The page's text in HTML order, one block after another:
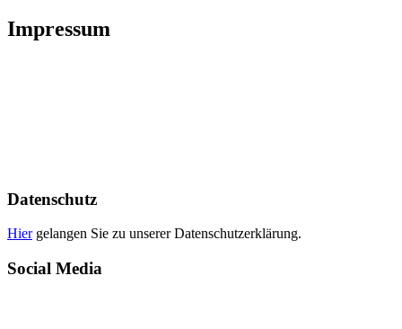
Impressum
Datenschutz
Hiergelangen Sie zu unserer Datenschutzerklärung.
Social Media